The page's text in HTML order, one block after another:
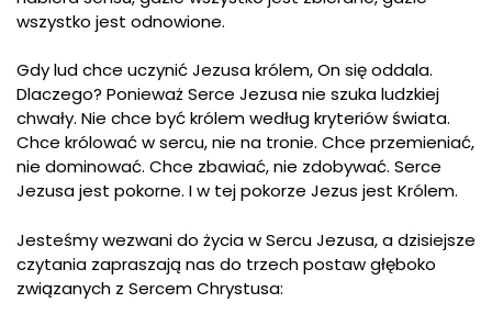
wszystko jest odnowione.
Gdy lud chce uczynić Jezusa królem, On się oddala.
Dlaczego? Ponieważ Serce Jezusa nie szuka ludzkiej
chwały. Nie chce być królem według kryteriów świata.
Chce królować w sercu, nie na tronie. Chce przemieniać,
nie dominować. Chce zbawiać, nie zdobywać. Serce
Jezusa jest pokorne. I w tej pokorze Jezus jest Królem.
Jesteśmy wezwani do życia w Sercu Jezusa, a dzisiejsze
czytania zapraszają nas do trzech postaw głęboko
związanych z Sercem Chrystusa: